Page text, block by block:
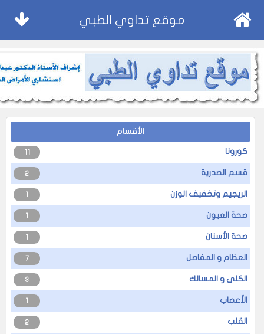
موقع تداوي الطبي
الأقسام
كورونا 11
قسم الصدرية 2
الريجيم وتخفيف الوزن 1
صحة العيون 1
صحة الأسنان 1
العظام و المفاصل 7
الكلى و المسالك 3
الأعصاب 1
القلب 2